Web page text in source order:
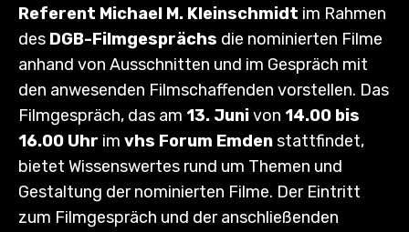
Referent Michael M. Kleinschmidt im Rahmen
des DGB-Filmgesprächs die nominierten Filme
anhand von Ausschnitten und im Gespräch mit
den anwesenden Filmschaffenden vorstellen. Das
Filmgespräch, das am 13. Junivon 14.00 bis
16.00 Uhr im vhs Forum Emdenstattfindet,
bietet Wissenswertes rund um Themen und
Gestaltung der nominierten Filme. Der Eintritt
zum Filmgespräch und der anschließenden